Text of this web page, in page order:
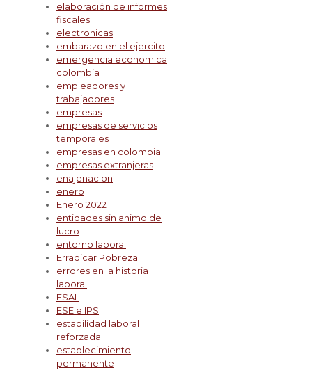
elaboración de informes
fiscales
electronicas
embarazo en el ejercito
emergencia economica
colombia
empleadores y
trabajadores
empresas
empresas de servicios
temporales
empresas en colombia
empresas extranjeras
enajenacion
enero
Enero 2022
entidades sin animo de
lucro
entorno laboral
Erradicar Pobreza
errores en la historia
laboral
ESAL
ESE e IPS
estabilidad laboral
reforzada
establecimiento
permanente